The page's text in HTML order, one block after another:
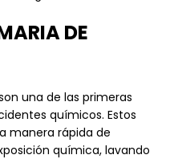
DE
una de las primeras
químicos. Estos
manera rápida de
química, lavando